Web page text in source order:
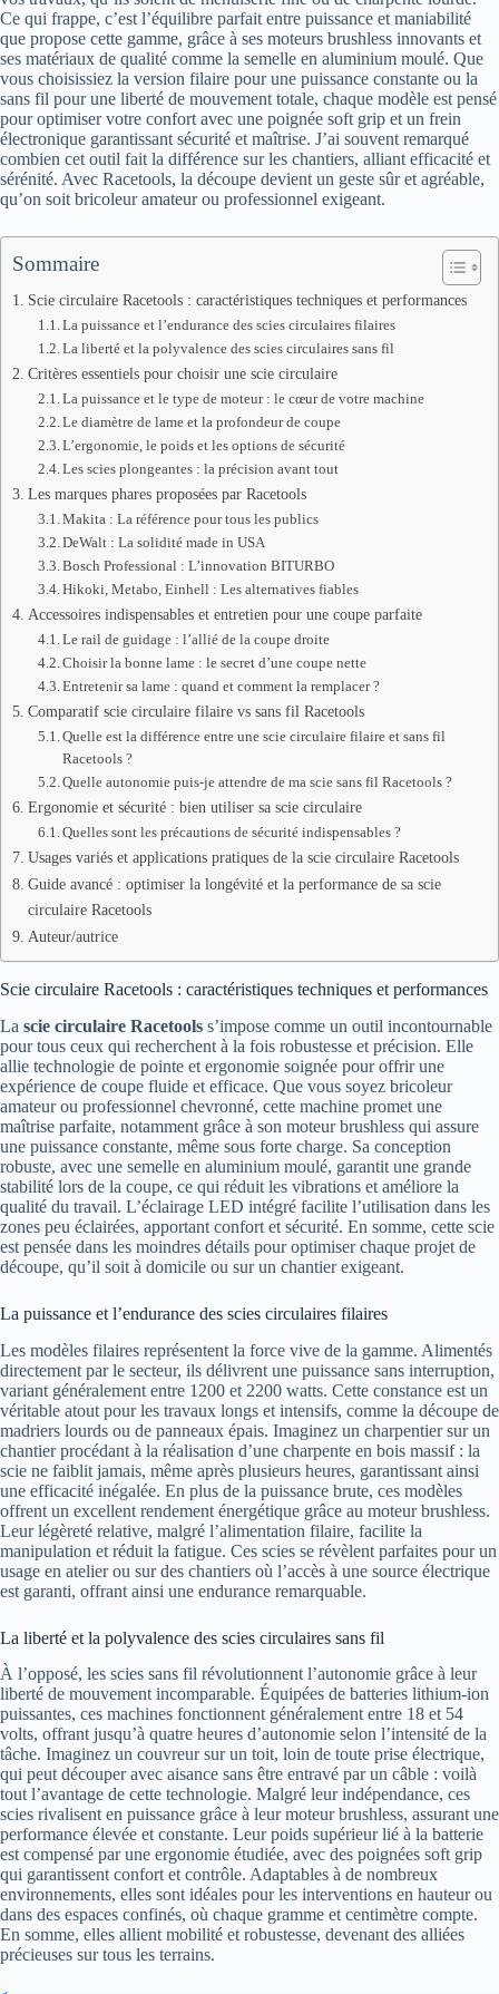
Ce qui frappe, c’est l’équilibre parfait entre puissance et maniabilité
que propose cette gamme, grâce à ses moteurs brushless innovants et
ses matériaux de qualité comme la semelle en aluminium moulé. Que
vous choisissiez la version filaire pour une puissance constante ou la
sans fil pour une liberté de mouvement totale, chaque modèle est pensé
pour optimiser votre confort avec une poignée soft grip et un frein
électronique garantissant sécurité et maîtrise. J’ai souvent remarqué
combien cet outil fait la différence sur les chantiers, alliant efficacité et
sérénité. Avec Racetools, la découpe devient un geste sûr et agréable,
qu’on soit bricoleur amateur ou professionnel exigeant.
Sommaire
Scie circulaire Racetools : caractéristiques techniques et performances
La puissance et l’endurance des scies circulaires filaires
La liberté et la polyvalence des scies circulaires sans fil
Critères essentiels pour choisir une scie circulaire
La puissance et le type de moteur : le cœur de votre machine
Le diamètre de lame et la profondeur de coupe
L’ergonomie, le poids et les options de sécurité
Les scies plongeantes : la précision avant tout
Les marques phares proposées par Racetools
Makita : La référence pour tous les publics
DeWalt : La solidité made in USA
Bosch Professional : L’innovation BITURBO
Hikoki, Metabo, Einhell : Les alternatives fiables
Accessoires indispensables et entretien pour une coupe parfaite
Le rail de guidage : l’allié de la coupe droite
Choisir la bonne lame : le secret d’une coupe nette
Entretenir sa lame : quand et comment la remplacer ?
Comparatif scie circulaire filaire vs sans fil Racetools
Quelle est la différence entre une scie circulaire filaire et sans fil
Racetools ?
Quelle autonomie puis-je attendre de ma scie sans fil Racetools ?
Ergonomie et sécurité : bien utiliser sa scie circulaire
Quelles sont les précautions de sécurité indispensables ?
Usages variés et applications pratiques de la scie circulaire Racetools
Guide avancé : optimiser la longévité et la performance de sa scie
circulaire Racetools
Auteur/autrice
Scie circulaire Racetools : caractéristiques techniques et performances
La scie circulaire Racetools s’impose comme un outil incontournable
pour tous ceux qui recherchent à la fois robustesse et précision. Elle
allie technologie de pointe et ergonomie soignée pour offrir une
expérience de coupe fluide et efficace. Que vous soyez bricoleur
amateur ou professionnel chevronné, cette machine promet une
maîtrise parfaite, notamment grâce à son moteur brushless qui assure
une puissance constante, même sous forte charge. Sa conception
robuste, avec une semelle en aluminium moulé, garantit une grande
stabilité lors de la coupe, ce qui réduit les vibrations et améliore la
qualité du travail. L’éclairage LED intégré facilite l’utilisation dans les
zones peu éclairées, apportant confort et sécurité. En somme, cette scie
est pensée dans les moindres détails pour optimiser chaque projet de
découpe, qu’il soit à domicile ou sur un chantier exigeant.
La puissance et l’endurance des scies circulaires filaires
Les modèles filaires représentent la force vive de la gamme. Alimentés
directement par le secteur, ils délivrent une puissance sans interruption,
variant généralement entre 1200 et 2200 watts. Cette constance est un
véritable atout pour les travaux longs et intensifs, comme la découpe de
madriers lourds ou de panneaux épais. Imaginez un charpentier sur un
chantier procédant à la réalisation d’une charpente en bois massif : la
scie ne faiblit jamais, même après plusieurs heures, garantissant ainsi
une efficacité inégalée. En plus de la puissance brute, ces modèles
offrent un excellent rendement énergétique grâce au moteur brushless.
Leur légèreté relative, malgré l’alimentation filaire, facilite la
manipulation et réduit la fatigue. Ces scies se révèlent parfaites pour un
usage en atelier ou sur des chantiers où l’accès à une source électrique
est garanti, offrant ainsi une endurance remarquable.
La liberté et la polyvalence des scies circulaires sans fil
À l’opposé, les scies sans fil révolutionnent l’autonomie grâce à leur
liberté de mouvement incomparable. Équipées de batteries lithium-ion
puissantes, ces machines fonctionnent généralement entre 18 et 54
volts, offrant jusqu’à quatre heures d’autonomie selon l’intensité de la
tâche. Imaginez un couvreur sur un toit, loin de toute prise électrique,
qui peut découper avec aisance sans être entravé par un câble : voilà
tout l’avantage de cette technologie. Malgré leur indépendance, ces
scies rivalisent en puissance grâce à leur moteur brushless, assurant une
performance élevée et constante. Leur poids supérieur lié à la batterie
est compensé par une ergonomie étudiée, avec des poignées soft grip
qui garantissent confort et contrôle. Adaptables à de nombreux
environnements, elles sont idéales pour les interventions en hauteur ou
dans des espaces confinés, où chaque gramme et centimètre compte.
En somme, elles allient mobilité et robustesse, devenant des alliées
précieuses sur tous les terrains.